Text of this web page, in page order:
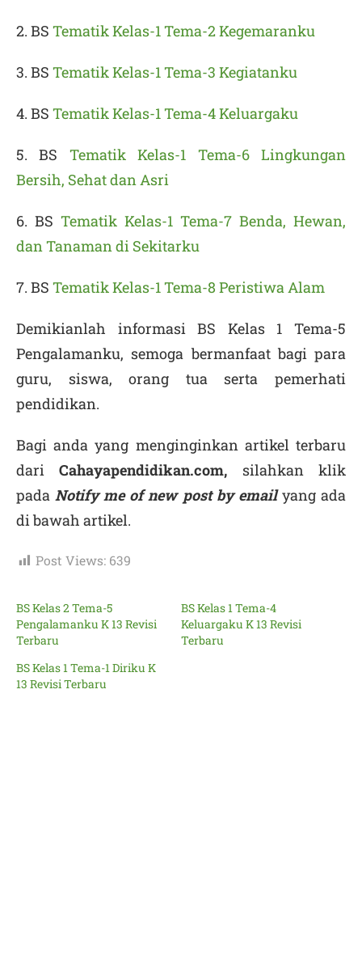
2. BS Tematik Kelas-1 Tema-2 Kegemaranku
3. BS Tematik Kelas-1 Tema-3 Kegiatanku
4. BS Tematik Kelas-1 Tema-4 Keluargaku
5. BS Tematik Kelas-1 Tema-6 Lingkungan
Bersih, Sehat dan Asri
6. BS Tematik Kelas-1 Tema-7 Benda, Hewan,
dan Tanaman di Sekitarku
7. BS Tematik Kelas-1 Tema-8 Peristiwa Alam
Demikianlah informasi BS Kelas 1 Tema-5
Pengalamanku, semoga bermanfaat bagi para
guru, siswa, orang tua serta pemerhati
pendidikan.
Bagi anda yang menginginkan artikel terbaru
dariCahayapendidikan.com, silahkan klik
padaNotify me of new post by emailyang ada
di bawah artikel.
Post Views: 639
BS Kelas 2 Tema-5
Pengalamanku K 13 Revisi
Terbaru
BS Kelas 1 Tema-4
Keluargaku K 13 Revisi
Terbaru
BS Kelas 1 Tema-1 Diriku K
13 Revisi Terbaru